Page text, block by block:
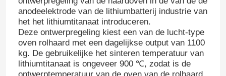
anodeelektrode van de lithiumbatterij industrie van
het het lithiumtitanaat introduceren.
Deze ontwerpregeling kiest een van de lucht-type
oven rolhaard met een dagelijkse output van 1100
kg. De gebruikelijke het sinteren temperatuur van
lithiumtitanaat is ongeveer 900 ℃, zodat is de
ontwerptemperatuur van de oven van de rolhaard